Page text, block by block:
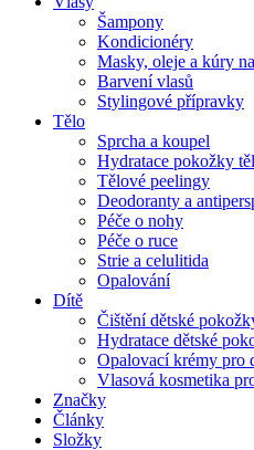
Šampony
Kondicionéry
Masky, oleje a kúry
Barvení vlasů
Stylingové přípravky
Tělo
Sprcha a koupel
Hydratace pokožky
Tělové peelingy
Deodoranty a
Péče o nohy
Péče o ruce
Strie a celulitida
Opalování
Dítě
Čištění dětské
Hydratace dětské
Opalovací krémy pro
Vlasová kosmetika
Značky
Články
Složky